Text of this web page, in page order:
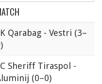
Qarabag - Vestri (3–
Sheriff Tiraspol -
(0–0)